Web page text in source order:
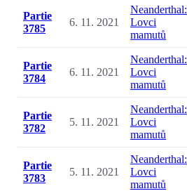
Partie
3785
6. 11. 2021
Neanderthal:
Lovci
mamutů
Partie
3784
6. 11. 2021
Neanderthal:
Lovci
mamutů
Partie
3782
5. 11. 2021
Neanderthal:
Lovci
mamutů
Partie
3783
5. 11. 2021
Neanderthal:
Lovci
mamutů